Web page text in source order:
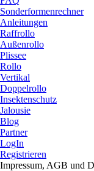
Sonderformenrechner
Anleitungen
Raffrollo
Außenrollo
Plissee
Rollo
Vertikal
Doppelrollo
Insektenschutz
Jalousie
Blog
Partner
LogIn
Registrieren
Impressum, AGB und